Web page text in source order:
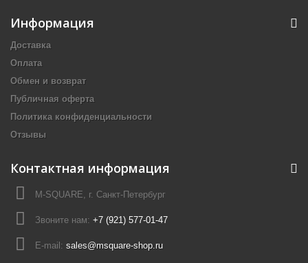
Информация
Доставка
Оплата
Обмен и возврат
Публичная оферта
Политика конфиденциальности
Отзывы
Контактная информация
M-SQUARE, г. Санкт-Петербург
Звоните нам: +7 (921) 577-01-47
E-mail: sales@msquare-shop.ru